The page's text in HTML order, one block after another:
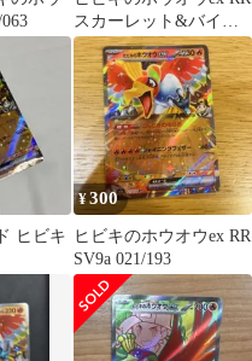
スカーレット&バイオ
レット 強化拡張パック
熱風の…
ヒビキ
¥300
ヒビキのホウオウex RR
SV9a 021/193